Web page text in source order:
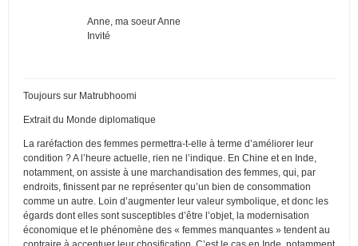
Anne, ma soeur Anne
Invité
Toujours sur Matrubhoomi
Extrait du Monde diplomatique
La raréfaction des femmes permettra-t-elle à terme d’améliorer leur
condition ? A l’heure actuelle, rien ne l’indique. En Chine et en Inde,
notamment, on assiste à une marchandisation des femmes, qui, par
endroits, finissent par ne représenter qu’un bien de consommation
comme un autre. Loin d’augmenter leur valeur symbolique, et donc les
égards dont elles sont susceptibles d’être l’objet, la modernisation
économique et le phénomène des « femmes manquantes » tendent au